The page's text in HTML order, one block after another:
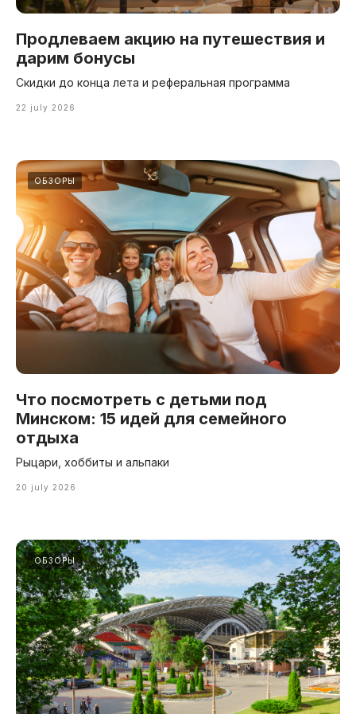
Продлеваем акцию на путешествия и
дарим бонусы
Скидки до конца лета и реферальная программа
22 july 2026
ОБЗОРЫ
Что посмотреть с детьми под
Минском: 15 идей для семейного
отдыха
Рыцари, хоббиты и альпаки
20 july 2026
ОБЗОРЫ